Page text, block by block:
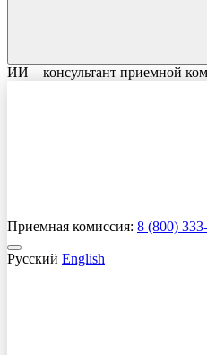
ИИ – консультант приемной
Приемная комиссия: 8 (800)
Русский English